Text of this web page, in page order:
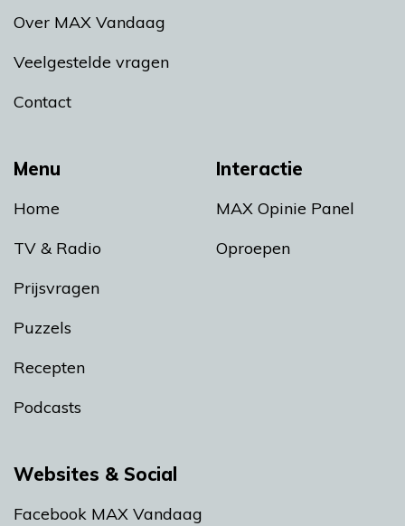
Menu
Home
TV & Radio
Prijsvragen
Puzzels
Recepten
Podcasts
Interactie
MAX Opinie Panel
Oproepen
Over MAX Vandaag
Veelgestelde vragen
Contact
Websites & Social
Facebook MAX Vandaag